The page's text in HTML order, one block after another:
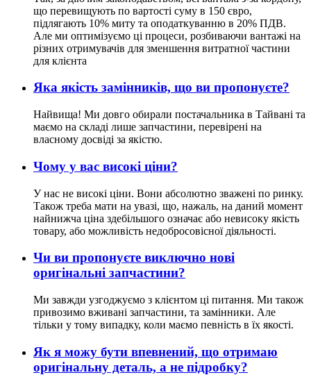
що перевищують по вартості суму в 150 євро,
підлягають 10% миту та оподаткуванню в 20% ПДВ.
Але ми оптимізуємо ці процеси, розбиваючи вантажі на
різних отримувачів для зменшення витратної частини
для клієнта
Яка якість замінників, що ви пропонуєте?
Найвища! Ми довго обирали постачальника в Тайвані та
маємо на складі лише запчастини, перевірені на
власному досвіді за якістю.
Чому у вас високі ціни?
У нас не високі ціни. Вони абсолютно зважені по ринку.
Також треба мати на увазі, що, нажаль, на даний момент
найнижча ціна здебільшого означає або невисоку якість
товару, або можливість недобросовісної діяльності.
Чи ви пропонуєте виключно нові
оригінальні запчастини?
Ми завжди узгоджуємо з клієнтом ці питання. Ми також
привозимо вживані запчастини, та замінники. Але
тільки у тому випадку, коли маємо певність в їх якості.
Як я можу бути впевнений, що отримаю
оригінальну деталь, а не підробку?